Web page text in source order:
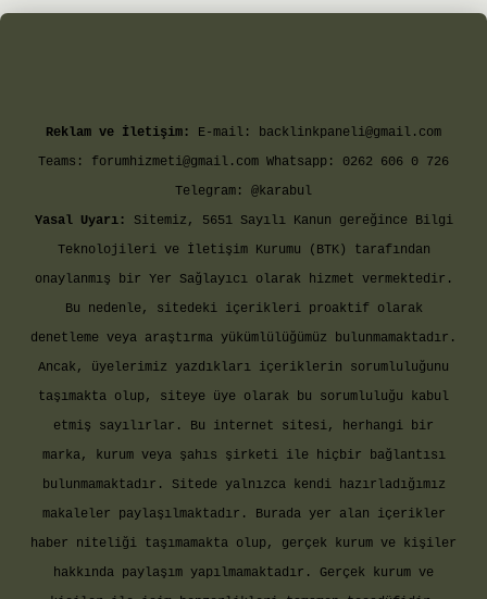
Reklam ve İletişim: E-mail: backlinkpaneli@gmail.com
Teams: forumhizmeti@gmail.com Whatsapp: 0262 606 0 726
Telegram: @karabul
Yasal Uyarı:
Sitemiz, 5651 Sayılı Kanun gereğince Bilgi
Teknolojileri ve İletişim Kurumu (BTK) tarafından
onaylanmış bir Yer Sağlayıcı olarak hizmet vermektedir.
Bu nedenle, sitedeki içerikleri proaktif olarak
denetleme veya araştırma yükümlülüğümüz bulunmamaktadır.
Ancak, üyelerimiz yazdıkları içeriklerin sorumluluğunu
taşımakta olup, siteye üye olarak bu sorumluluğu kabul
etmiş sayılırlar. Bu internet sitesi, herhangi bir
marka, kurum veya şahıs şirketi ile hiçbir bağlantısı
bulunmamaktadır. Sitede yalnızca kendi hazırladığımız
makaleler paylaşılmaktadır. Burada yer alan içerikler
haber niteliği taşımamakta olup, gerçek kurum ve kişiler
hakkında paylaşım yapılmamaktadır. Gerçek kurum ve